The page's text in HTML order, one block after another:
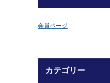
会員ページ
カテゴリー